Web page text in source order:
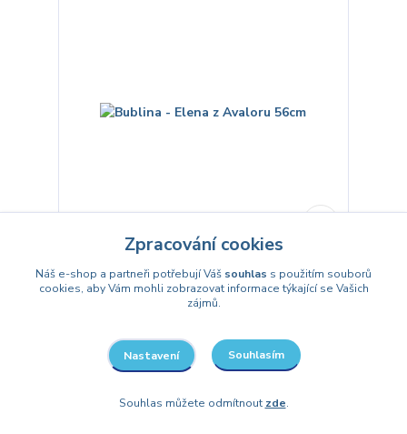
Bublina - Elena z Avaloru 56cm
150 Kč/ks
Detail
Zpracování cookies
Náš e-shop a partneři potřebují Váš souhlas s použitím souborů
cookies, aby Vám mohli zobrazovat informace týkající se Vašich
zájmů.
Nastavení Souhlasím
Souhlas můžete odmítnout zde.